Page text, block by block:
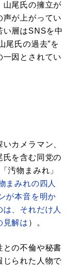
山尾氏の擁立が
が上がってい
い層はSNSを中
尾氏の過去”を
因とされてい
カメラマン、
氏を含む同党の
汚物まみれ」
まみれの四人
が本音を明か
、それだけ人
解は ）。
の不倫や秘書
じられた人物で